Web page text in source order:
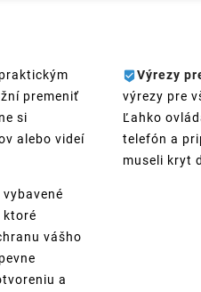
premeniť
si
alebo videí
ktoré
vášho
a
Výrezy
výrezy pre
Ľahko
telefón a
museli kryt